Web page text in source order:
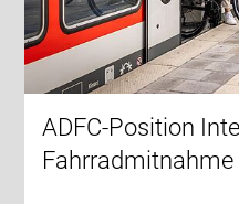
ADFC-Position
Fahrradmitnahme